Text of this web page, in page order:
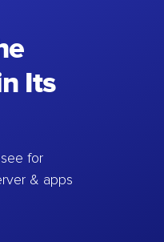
Its
for
& apps